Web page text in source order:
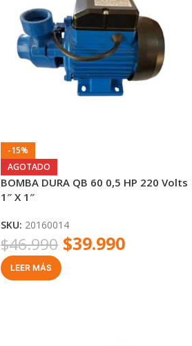
-15%
AGOTADO
BOMBA DURA QB 60 0,5 HP 220 Volts
1″ X 1″
SKU: 20160014
$46.990 $39.990
LEER MÁS